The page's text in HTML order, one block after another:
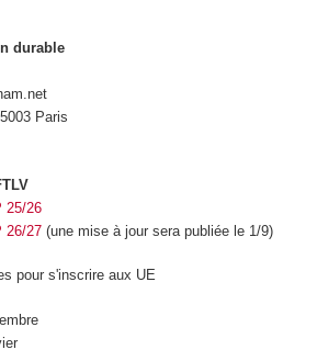
durable
Paris
25/26
26/27(une mise à jour sera publiée le 1/9)
pour s'inscrire aux UE